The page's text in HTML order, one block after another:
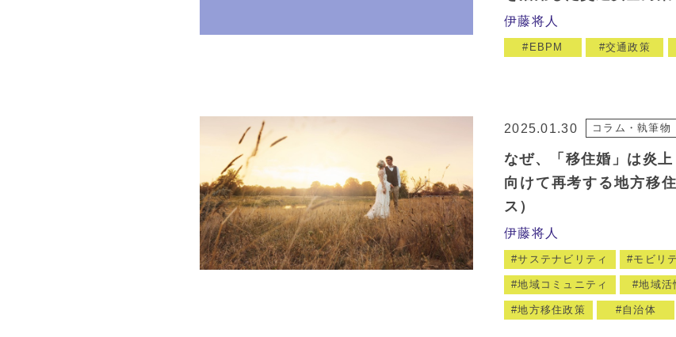
伊藤将人
EBPM 交通政策
2025.01.30 コラム・執筆物
なぜ、「移住婚」は炎
向けて再考する地方移
ス）
伊藤将人
サステナビリティ モビリ
地域コミュニティ 地域活
地方移住政策 自治体